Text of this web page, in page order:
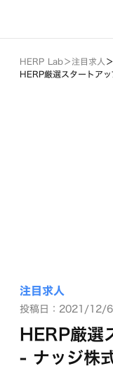
HERP Lab＞注目求人＞
HERP厳選スタートア
注目求人
投稿日：2021/12/6
HERP厳選
- ナッジ株